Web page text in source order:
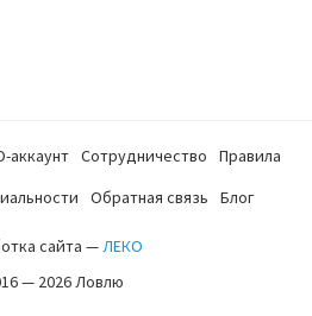
аккаунт Сотрудничество
Правила
Обратная связь Блог
сайта —ЛЕКО
— 2026 Ловлю